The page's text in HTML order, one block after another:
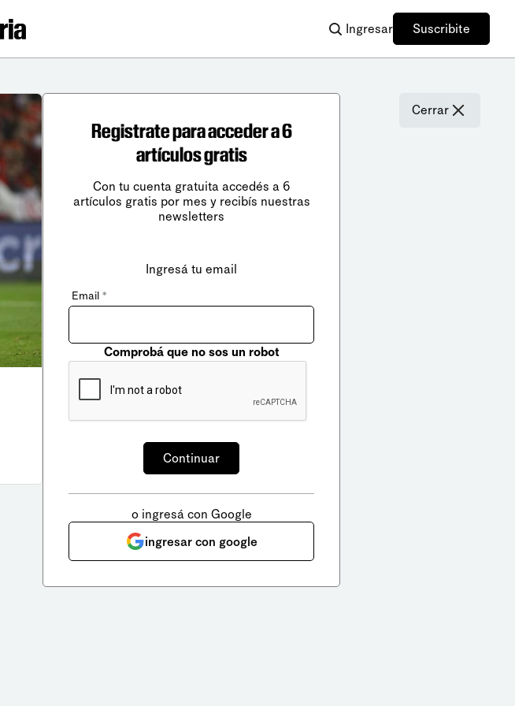
Ingresar Suscribite
Cerrar
Registrate para acceder a 6
artículos gratis
Con tu cuenta gratuita accedés a 6
artículos gratis por mes y recibís nuestras
newsletters
Ingresá tu email
Email *
Comprobá que no sos un robot
o ingresá con Google
ingresar con google